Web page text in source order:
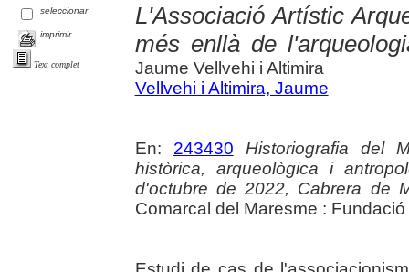
seleccionar
imprimir
Text complet
L'Associació Artístic
més enllà de
Jaume Vellvehi i Altimira
Vellvehi i Altimira, Jaume
En: 243430
Historiografia del
històrica, arqueològica i
d'octubre de 2022, Cabrera de
Comarcal del Maresme :